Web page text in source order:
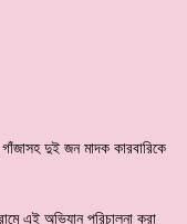
দুই জন মাদক কারবারিকে
এই অভিযান পরিচালনা করা